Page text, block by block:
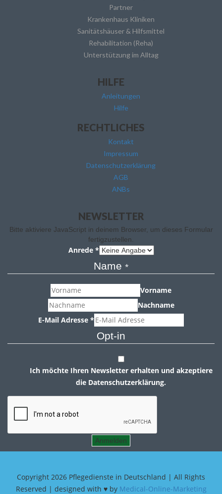
Partner
Krankenhaus Kliniken
Sanitätshäuser & Hilfsmittel
Rehabilitation (Reha)
Unterstützung im Alltag
HILFE
Anleitungen
Hilfe
RECHTLICHES
Kontakt
Impressum
Datenschutzerklärung
AGB
ANBs
NEWSLETTER
Bitte aktiviere JavaScript in deinem Browser, um dieses Formular
fertigzustellen.
Anrede *
Name *
Vorname
Nachname
E-Mail Adresse *
Opt-in
Ich möchte Ihren Newsletter erhalten und akzeptiere
die Datenschutzerklärung.
Anmelden
Copyright 2026 Pflegedienste in Deutschland | All Rights
Reserved | designed with ♥ by Medical-Online-Marketing